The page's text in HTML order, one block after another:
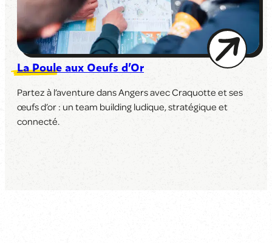
La Poule aux Oeufs d’Or
Partez à l’aventure dans Angers avec Craquotte et ses
œufs d’or : un team building ludique, stratégique et
connecté.